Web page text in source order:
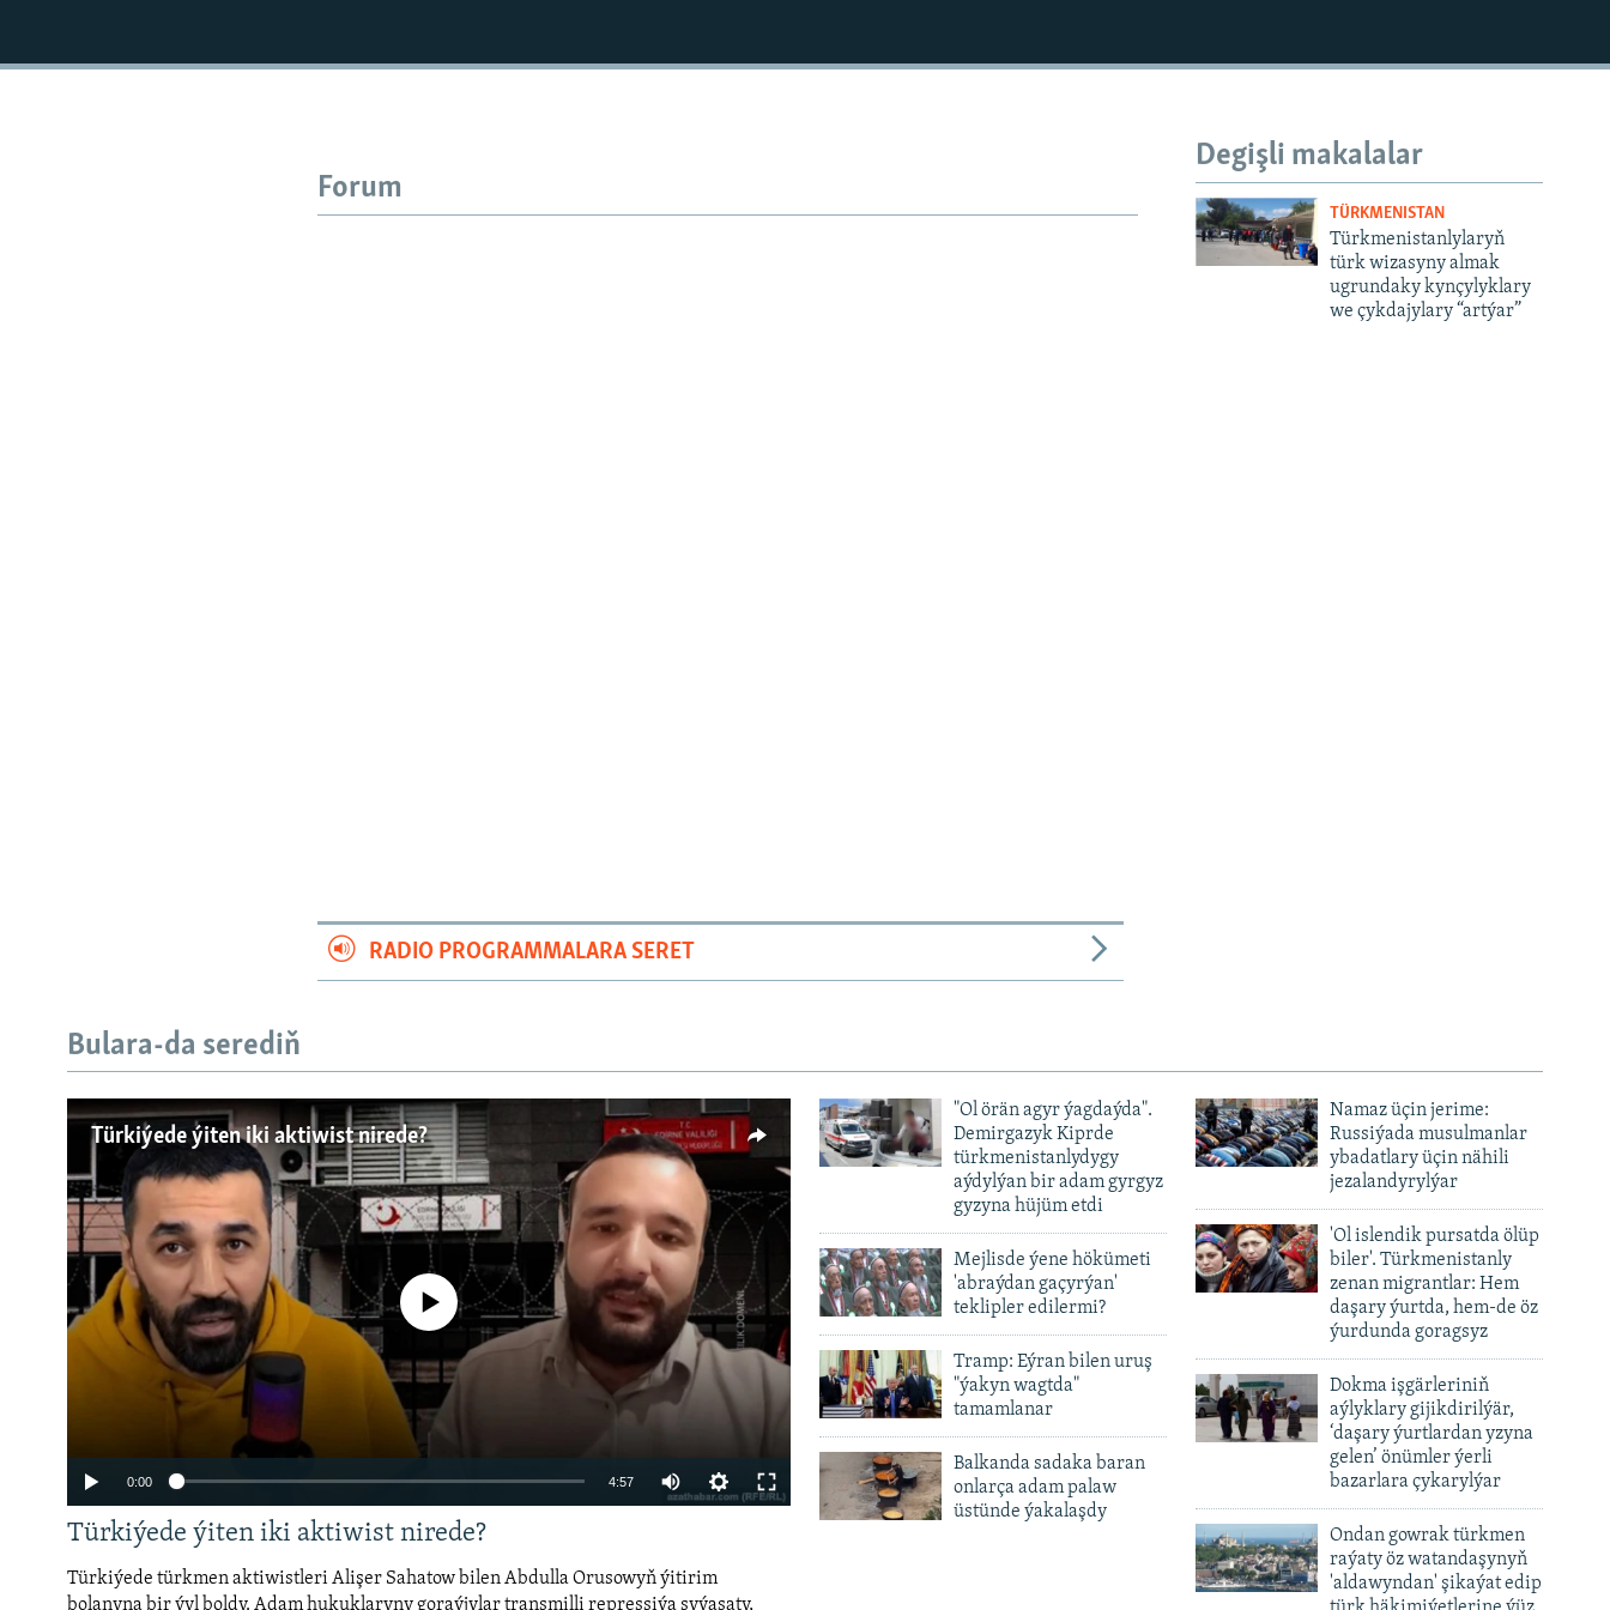
Forum
Degişli makalalar
TÜRKMENISTAN
Türkmenistanlylaryň
türk wizasyny almak
ugrundaky kynçylyklary
we çykdajylary “artýar”
RADIO PROGRAMMALARA SERET
Bulara-da serediň
Türkiýede ýiten iki aktiwist nirede?
No media source currently available
0:00 4:57
480p
Türkiýede ýiten iki aktiwist nirede?
Türkiýede türkmen aktiwistleri Alişer Sahatow bilen Abdulla Orusowyň ýitirim
bolanyna bir ýyl boldy. Adam hukuklaryny goraýjylar transmilli repressiýa syýasaty,
"Ol örän agyr ýagdaýda".
Demirgazyk Kiprde
türkmenistanlydygy
aýdylýan bir adam gyrgyz
gyzyna hüjüm etdi
Mejlisde ýene hökümeti
'abraýdan gaçyrýan'
teklipler edilermi?
Tramp: Eýran bilen uruş
"ýakyn wagtda"
tamamlanar
Balkanda sadaka baran
onlarça adam palaw
üstünde ýakalaşdy
Namaz üçin jerime:
Russiýada musulmanlar
ybadatlary üçin nähili
jezalandyrylýar
'Ol islendik pursatda ölüp
biler'. Türkmenistanly
zenan migrantlar: Hem
daşary ýurtda, hem-de öz
ýurdunda goragsyz
Dokma işgärleriniň
aýlyklary gijikdirilýär,
‘daşary ýurtlardan yzyna
gelen’ önümler ýerli
bazarlara çykarylýar
Ondan gowrak türkmen
raýaty öz watandaşynyň
'aldawyndan' şikaýat edip